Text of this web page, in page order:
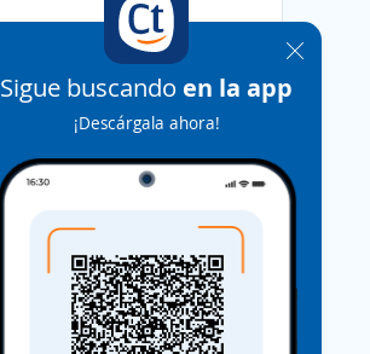
Sigue buscando en la app
¡Descárgala ahora!